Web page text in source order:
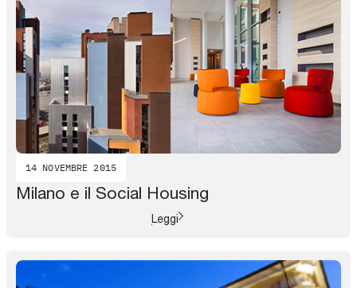
14 NOVEMBRE 2015
Milano e il Social Housing
Leggi